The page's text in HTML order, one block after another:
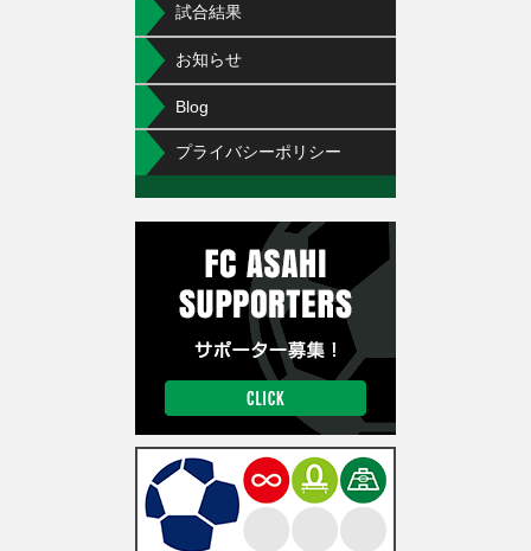
試合結果
お知らせ
Blog
プライバシーポリシー